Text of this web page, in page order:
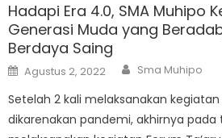
Hadapi Era 4.0, SMA Muhipo
Generasi Muda yang
Berdaya Saing
Posted
on
Agustus 2, 2022 Author
Sma Muhipo
Setelah 2 kali melaksanakan
dikarenakan pandemi, akhirnya pada